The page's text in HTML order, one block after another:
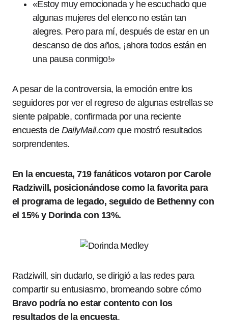
«Estoy muy emocionada y he escuchado que
algunas mujeres del elenco no están tan
alegres. Pero para mí, después de estar en un
descanso de dos años, ¡ahora todos están en
una pausa conmigo!»
A pesar de la controversia, la emoción entre los
seguidores por ver el regreso de algunas estrellas se
siente palpable, confirmada por una reciente
encuesta de DailyMail.comque mostró resultados
sorprendentes.
En la encuesta, 719 fanáticos votaron por Carole
Radziwill, posicionándose como la favorita para
el programa de legado, seguido de Bethenny con
el 15% y Dorinda con 13%.
Radziwill, sin dudarlo, se dirigió a las redes para
compartir su entusiasmo, bromeando sobre cómo
Bravo podría no estar contento con los
resultados de la encuesta.